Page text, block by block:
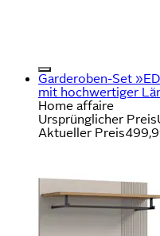
Garderoben-Set
mit hochwertiger
Home affaire
Ursprünglicher Preis
Aktueller Preis